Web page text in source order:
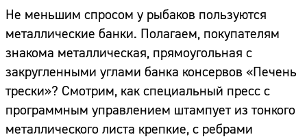
Не меньшим спросом у рыбаков пользуются
металлические банки. Полагаем, покупателям
знакома металлическая, прямоугольная с
закругленными углами банка консервов «Печень
трески»? Смотрим, как специальный пресс с
программным управлением штампует из тонкого
металлического листа крепкие, с ребрами
Адрес:
Телефон: